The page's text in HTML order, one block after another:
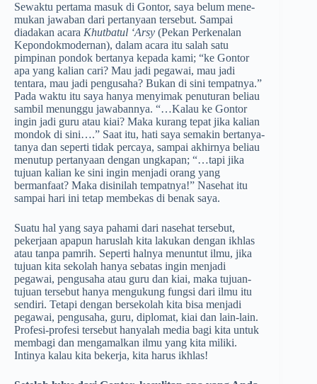
Sewaktu pertama masuk di Gontor, saya belum me­ne­
mukan jawaban dari pertanyaan tersebut. Sampai
diadakan acara Khutbatul ‘Arsy (Pekan Perkenalan
Kepondokmodernan), dalam acara itu salah satu
pimpinan pondok bertanya kepada kami; “ke Gontor
apa yang kalian cari? Mau jadi pegawai, mau jadi
tentara, mau jadi pengusaha? Bukan di sini tempatnya.”
Pada waktu­ itu saya hanya menyimak penuturan beliau
sambil me­nunggu jawabannya. “…Kalau ke Gontor
ingin jadi guru atau kiai? Maka kurang tepat jika kalian
mondok di sini….” Saat itu, hati saya semakin bertanya-
tanya dan seperti tidak percaya, sampai akhirnya beliau
menutup pertanyaan dengan ungkapan; “…tapi jika
tujuan kalian ke sini ingin­ menjadi orang yang
bermanfaat? Maka disinilah tempatnya!” Nase­hat itu
sampai hari ini tetap membekas di benak saya.
Suatu hal yang saya pahami dari nasehat tersebut,
pekerjaan apapun haruslah kita lakukan dengan ikhlas
atau tanpa pamrih. Seperti halnya menuntut ilmu, jika
tujuan kita sekolah hanya sebatas ingin menjadi
pegawai, peng­usaha atau guru dan kiai, maka tujuan-
tujuan tersebut­ hanya mengukung fungsi dari ilmu itu
sendiri. Tetapi de­ngan bersekolah kita bisa menjadi
pegawai, pengusaha, guru, diplomat, kiai dan lain-lain.
Profesi-profesi tersebut hanyalah media bagi kita untuk
membagi dan mengamalkan ilmu yang kita miliki.
Intinya kalau kita bekerja, kita harus ikhlas!